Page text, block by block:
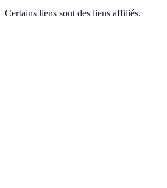
Certains liens sont des liens affiliés.